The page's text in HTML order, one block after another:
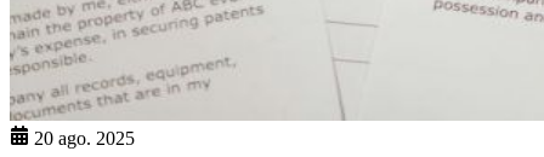
20 ago. 2025